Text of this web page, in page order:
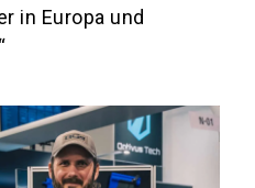
in Europa und